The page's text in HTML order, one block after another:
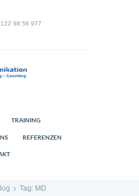
98 56 977
TRAINING
REFERENZEN
Tag: MD